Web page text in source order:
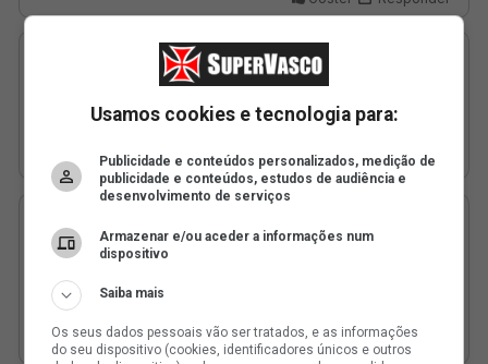
Usamos cookies e tecnologia para:
Publicidade e conteúdos personalizados, medição de
publicidade e conteúdos, estudos de audiência e
desenvolvimento de serviços
Armazenar e/ou aceder a informações num
dispositivo
Saiba mais
Os seus dados pessoais vão ser tratados, e as informações
do seu dispositivo (cookies, identificadores únicos e outros